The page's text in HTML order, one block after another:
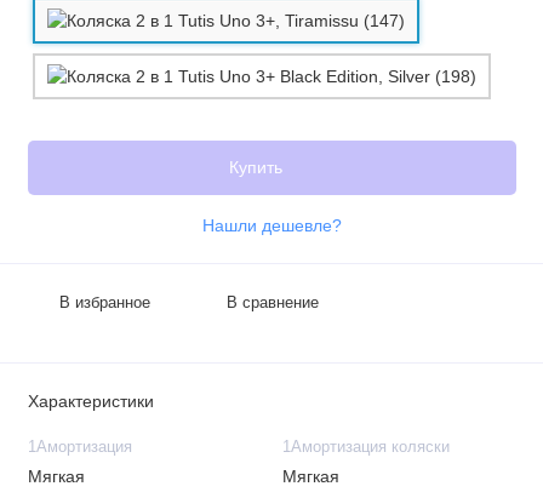
Купить
Нашли дешевле?
В избранное В сравнение
Характеристики
1Амортизация
Мягкая
1Амортизация коляски
Мягкая